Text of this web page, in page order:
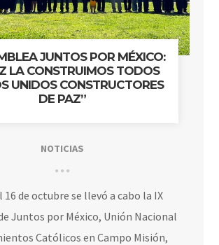
JUNTOS POR MÉXICO:
LA CONSTRUIMOS TODOS
UNIDOS CONSTRUCTORES
DE PAZ”
NOTICIAS
16 de octubre se llevó a cabo la IX
Juntos por México, Unión Nacional
Católicos en Campo Misión,